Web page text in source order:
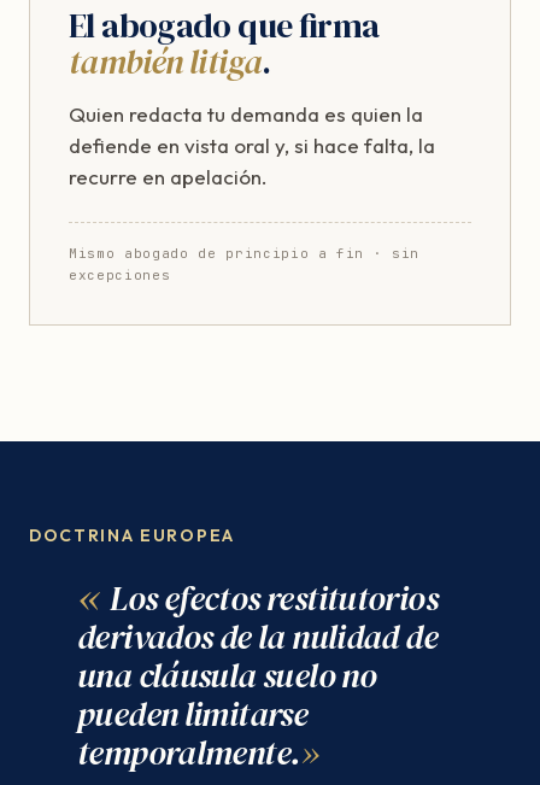
El abogado que firma
también litiga.
Quien redacta tu demanda es quien la
defiende en vista oral y, si hace falta, la
recurre en apelación.
Mismo abogado de principio a fin · sin
excepciones
DOCTRINA EUROPEA
Los efectos restitutorios
derivados de la nulidad de
una cláusula suelo no
pueden limitarse
temporalmente.